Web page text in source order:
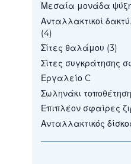
Μεσαία μονάδα
Ανταλλακτικοί
(4)
Σίτες θαλάμου (3)
Σίτες συγκράτησης
Εργαλείο C
Σωληνάκι
Επιπλέον σφαίρες
Ανταλλακτικός